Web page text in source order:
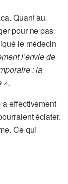
Quant au
pour ne pas
le médecin
l’envie de
: la
».
a effectivement
éclater.
Ce qui